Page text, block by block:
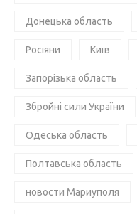
Донецька область
Росіяни Київ
Запорізька область
Збройні сили України
Одеська область
Полтавська область
новости Мариуполя